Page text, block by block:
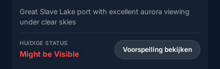
Great Slave Lake port with excellent aurora viewing
under clear skies
HUIDIGE STATUS
Might be Visible Voorspelling bekijken